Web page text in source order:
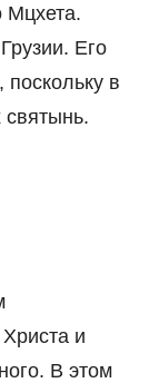
Мцхета.
Его
в
святынь.
и
В этом